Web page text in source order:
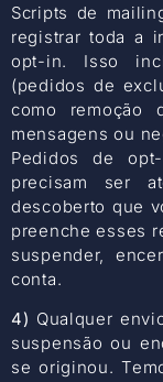
Scripts de
registrar toda a
opt-in. Isso
(pedidos de
como remoção
mensagens ou
Pedidos de
precisam ser
descoberto que
preenche esses
suspender,
conta.
4) Qualquer
suspensão ou
se originou.